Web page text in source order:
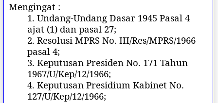
Mengingat :
1. Undang-Undang Dasar 1945 Pasal 4
ajat (1) dan pasal 27;
2. Resolusi MPRS No. III/Res/MPRS/1966
pasal 4;
3. Keputusan Presiden No. 171 Tahun
1967/U/Kep/12/1966;
4. Keputusan Presidium Kabinet No.
127/U/Kep/12/1966;